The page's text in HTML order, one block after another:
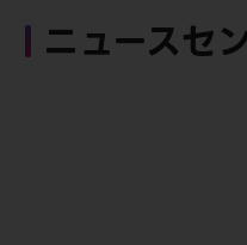
ニュースセ